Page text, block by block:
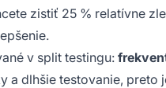
zistiť 25 % relatívne
v split testingu:
dlhšie testovanie, preto